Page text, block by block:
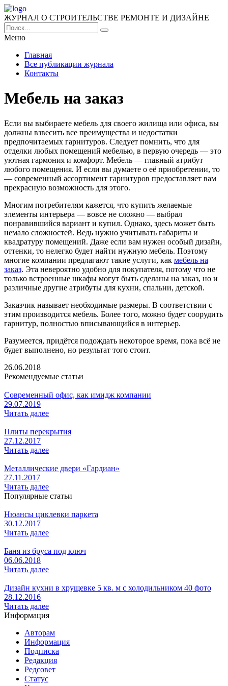
ЖУРНАЛ О СТРОИТЕЛЬСТВЕ РЕМОНТЕ И ДИЗАЙНЕ
Меню
Главная
Все публикации журнала
Контакты
Мебель на заказ
Если вы выбираете мебель для своего жилища или офиса, вы
должны взвесить все преимущества и недостатки
предпочитаемых гарнитуров. Следует помнить, что для
отделки любых помещений мебелью, в первую очередь — это
уютная гармония и комфорт. Мебель — главный атрибут
любого помещения. И если вы думаете о её приобретении, то
— современный ассортимент гарнитуров предоставляет вам
прекрасную возможность для этого.
Многим потребителям кажется, что купить желаемые
элементы интерьера — вовсе не сложно — выбрал
понравившийся вариант и купил. Однако, здесь может быть
немало сложностей. Ведь нужно учитывать габариты и
квадратуру помещений. Даже если вам нужен особый дизайн,
оттенки, то нелегко будет найти нужную мебель. Поэтому
многие компании предлагают такие услуги, как мебель на
заказ. Эта невероятно удобно для покупателя, потому что не
только встроенные шкафы могут быть сделаны на заказ, но и
различные другие атрибуты для кухни, спальни, детской.
Заказчик называет необходимые размеры. В соответствии с
этим производится мебель. Более того, можно будет соорудить
гарнитур, полностью вписывающийся в интерьер.
Разумеется, придётся подождать некоторое время, пока всё не
будет выполнено, но результат того стоит.
26.06.2018
Рекомендуемые статьи
Современный офис, как имидж компании
29.07.2019
Читать далее
Плиты перекрытия
27.12.2017
Читать далее
Металлические двери «Гардиан»
27.11.2017
Читать далее
Популярные статьи
Нюансы циклевки паркета
30.12.2017
Читать далее
Баня из бруса под ключ
06.06.2018
Читать далее
Дизайн кухни в хрущевке 5 кв. м с холодильником 40 фото
28.12.2016
Читать далее
Информация
Авторам
Информация
Подписка
Редакция
Редсовет
Статус